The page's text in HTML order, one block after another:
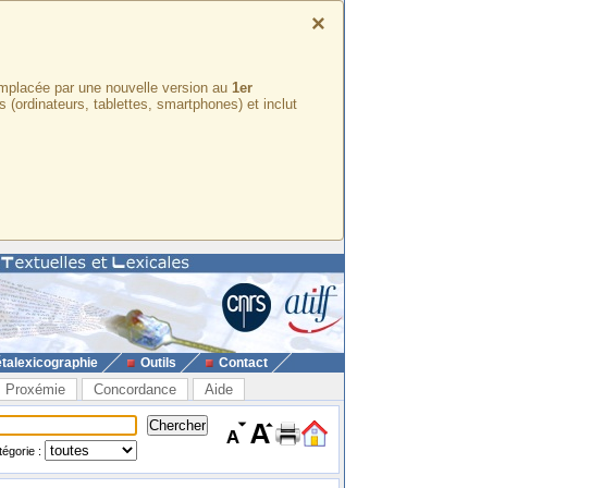
×
par une nouvelle version au 1er
(ordinateurs, tablettes, smartphones) et inclut
Outils Contact
Proxémie Concordance Aide
: